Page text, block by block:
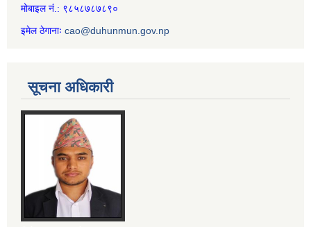
मोबाइल नं.: ९८५८७८७८९०
इमेल ठेगानाः cao@duhunmun.gov.np
सूचना अधिकारी